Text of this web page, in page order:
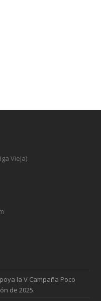
Vieja)
la V Campaña Poco
de 2025.